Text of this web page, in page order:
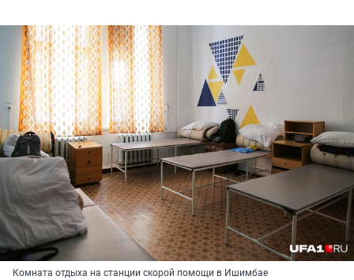
Комната отдыха на станции скорой помощи в Ишимбае